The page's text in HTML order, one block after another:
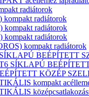
radiátorok
kompakt radiátorok
kompakt radiátorok
kompakt radiátorok
kompakt radiátorok
BEÉPÍTETT
SÍKLAPÚ
KÖZÉP
kompakt